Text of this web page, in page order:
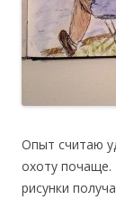
Опыт считаю
охоту
рисунки